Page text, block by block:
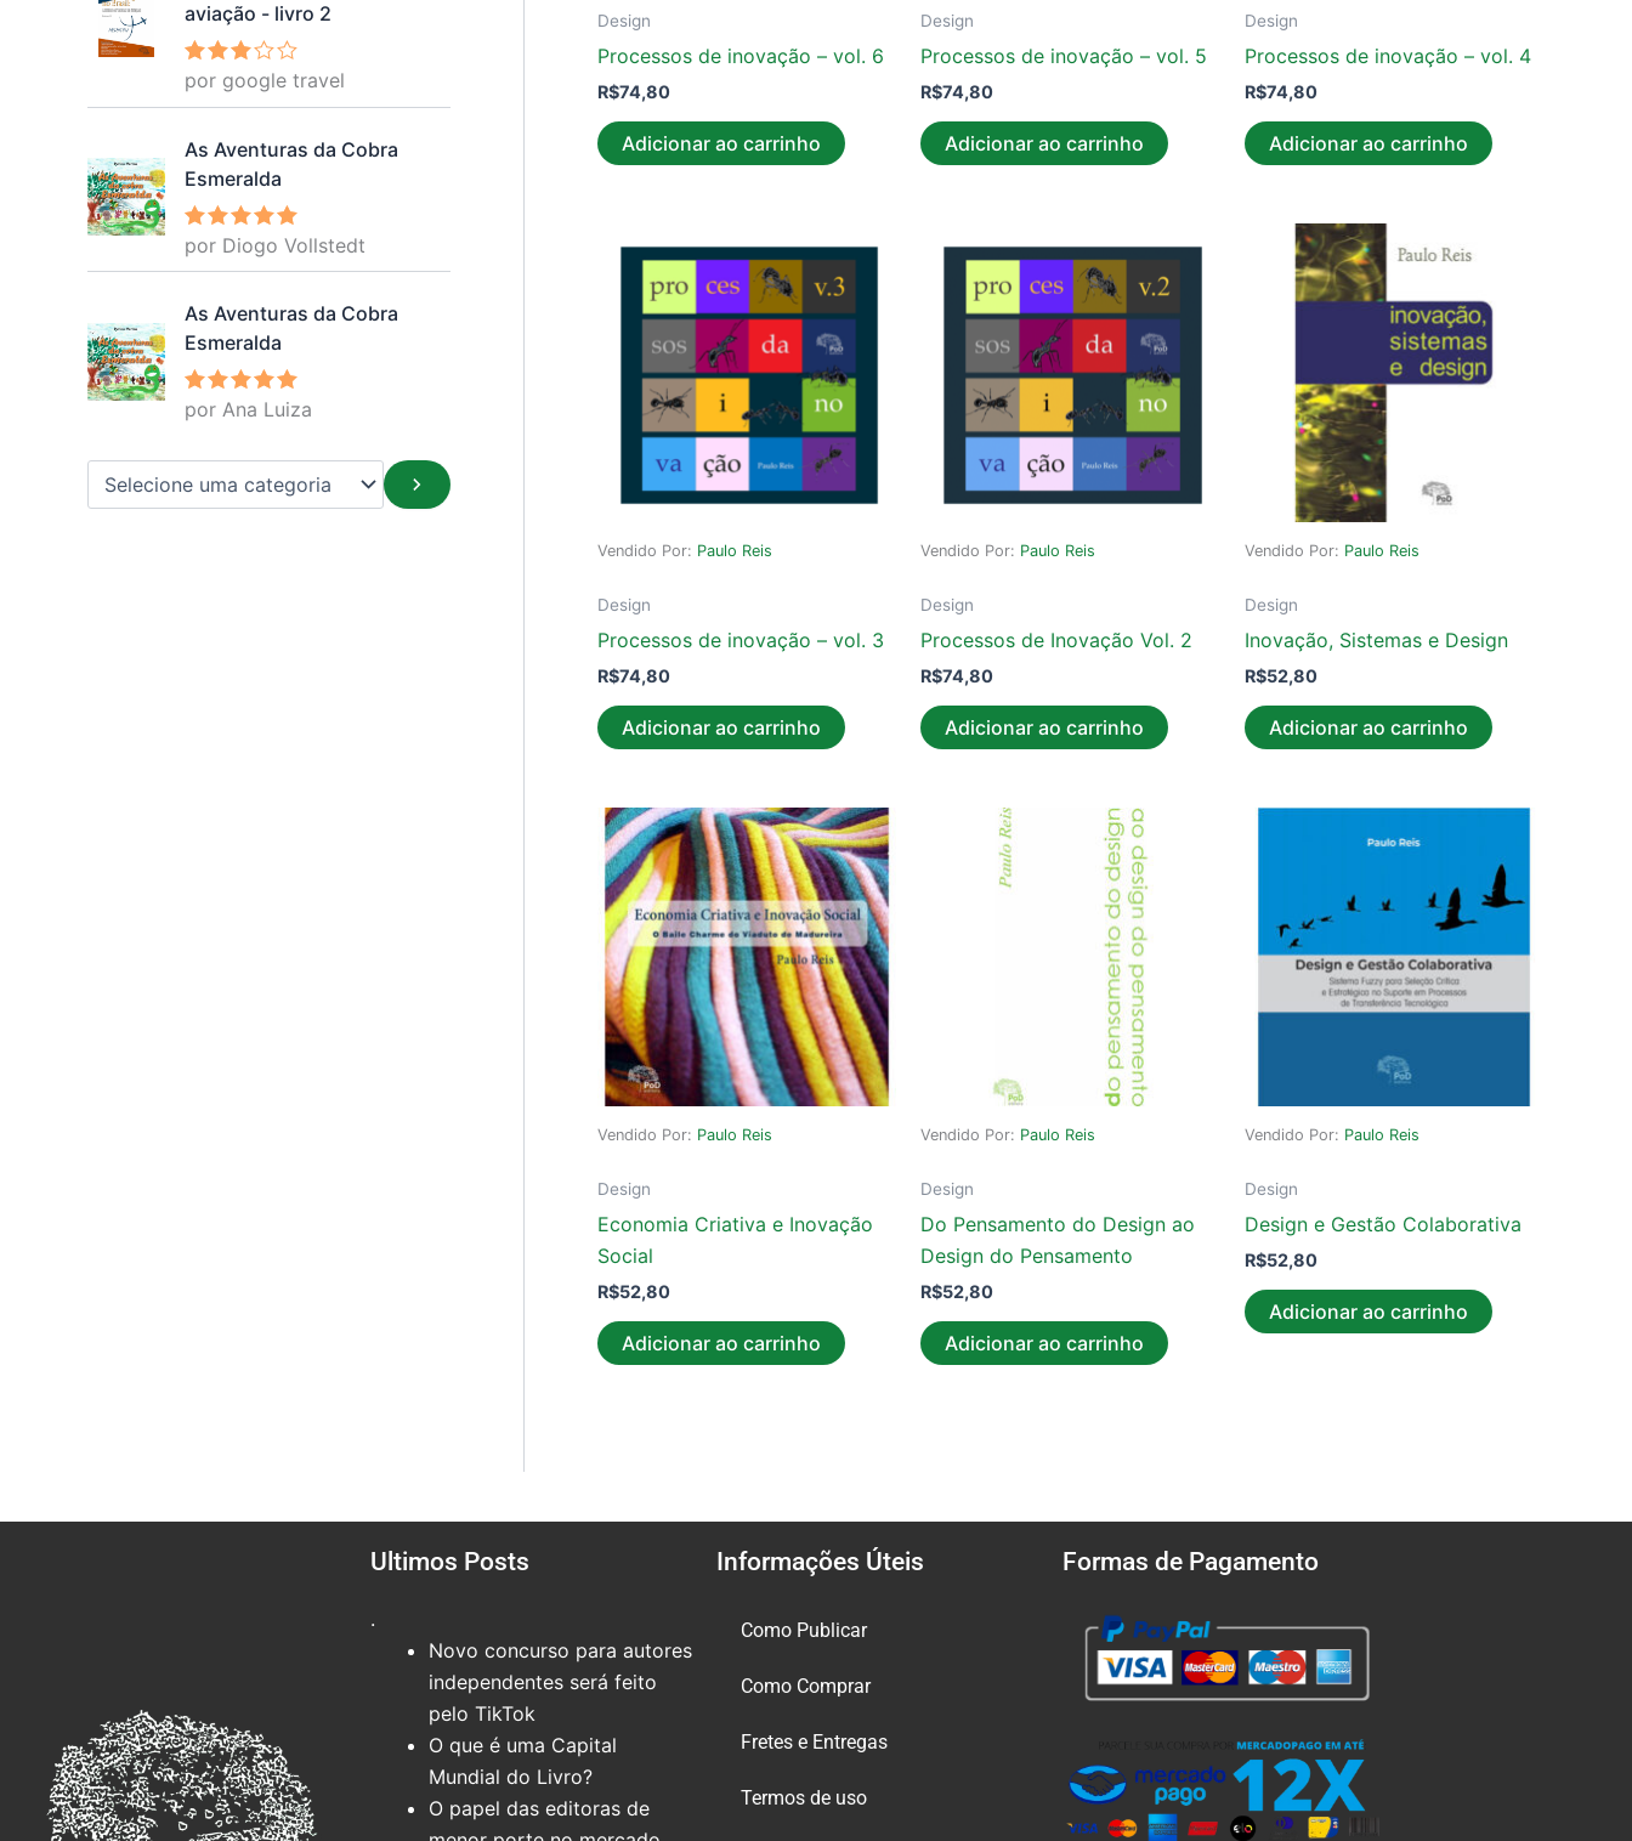
aviação - livro 2
Avalia
ção 3
por google travel
As Aventuras da Cobra
Esmeralda
Avaliação
5
por Diogo Vollstedt
As Aventuras da Cobra
Esmeralda
Avaliação
5
por Ana Luiza
Design
Processos de inovação – vol. 6
R$74,80
Adicionar ao carrinho
Design
Processos de inovação – vol. 5
R$74,80
Adicionar ao carrinho
Design
Processos de inovação – vol. 4
R$74,80
Adicionar ao carrinho
Vendido Por: Paulo Reis
Design
Processos de inovação – vol. 3
R$74,80
Adicionar ao carrinho
Vendido Por: Paulo Reis
Design
Processos de Inovação Vol. 2
R$74,80
Adicionar ao carrinho
Vendido Por: Paulo Reis
Design
Inovação, Sistemas e Design
R$52,80
Adicionar ao carrinho
Vendido Por: Paulo Reis
Design
Economia Criativa e Inovação
Social
R$52,80
Adicionar ao carrinho
Vendido Por: Paulo Reis
Design
Do Pensamento do Design ao
Design do Pensamento
R$52,80
Adicionar ao carrinho
Vendido Por: Paulo Reis
Design
Design e Gestão Colaborativa
R$52,80
Adicionar ao carrinho
Ultimos Posts
.
Novo concurso para autores
independentes será feito
pelo TikTok
O que é uma Capital
Mundial do Livro?
O papel das editoras de
Informações Úteis
Como Publicar
Como Comprar
Fretes e Entregas
Termos de uso
Formas de Pagamento